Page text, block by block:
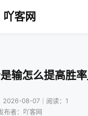
吖客网
输怎么提高胜
2026-08-07｜阅读：1
布者：吖客网